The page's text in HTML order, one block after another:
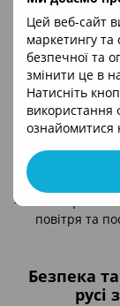
Цей веб-сайт
маркетингу та
безпечної та
змінити це в
Натисніть
використання
ознайомитися
зростом
комфорт,
схвалений
великий
козирокіз
сонця та
козирок
повітря та
Безпека
русі